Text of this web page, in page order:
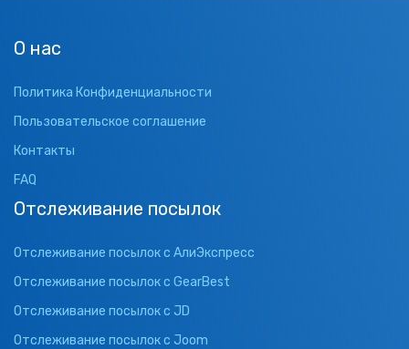
О нас
Политика Конфиденциальности
Пользовательское соглашение
Контакты
FAQ
Отслеживание посылок
Отслеживание посылок с АлиЭкспресс
Отслеживание посылок с GearBest
Отслеживание посылок с JD
Отслеживание посылок с Joom